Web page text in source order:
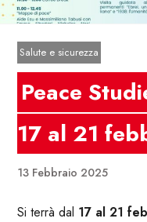
Salute e sicurezza
Peace
17 al 21
13 Febbraio 2025
Si terrà dal 17 al 21